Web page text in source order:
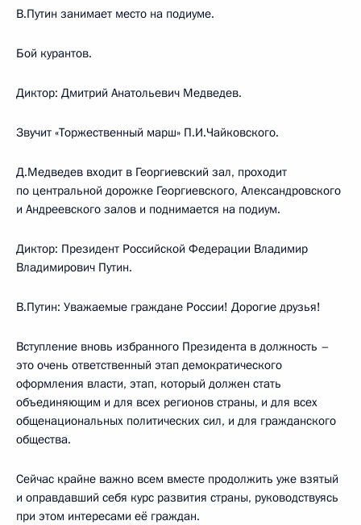
В.Путин занимает место на подиуме.
Бой курантов.
Диктор: Дмитрий Анатольевич Медведев.
Звучит «Торжественный марш» П.И.Чайковского.
Д.Медведев входит в Георгиевский зал, проходит
по центральной дорожке Георгиевского, Александровского
и Андреевского залов и поднимается на подиум.
Диктор: Президент Российской Федерации Владимир
Владимирович Путин.
В.Путин: Уважаемые граждане России! Дорогие друзья!
Вступление вновь избранного Президента в должность –
это очень ответственный этап демократического
оформления власти, этап, который должен стать
объединяющим и для всех регионов страны, и для всех
общенациональных политических сил, и для гражданского
общества.
Сейчас крайне важно всем вместе продолжить уже взятый
и оправдавший себя курс развития страны, руководствуясь
при этом интересами её граждан.